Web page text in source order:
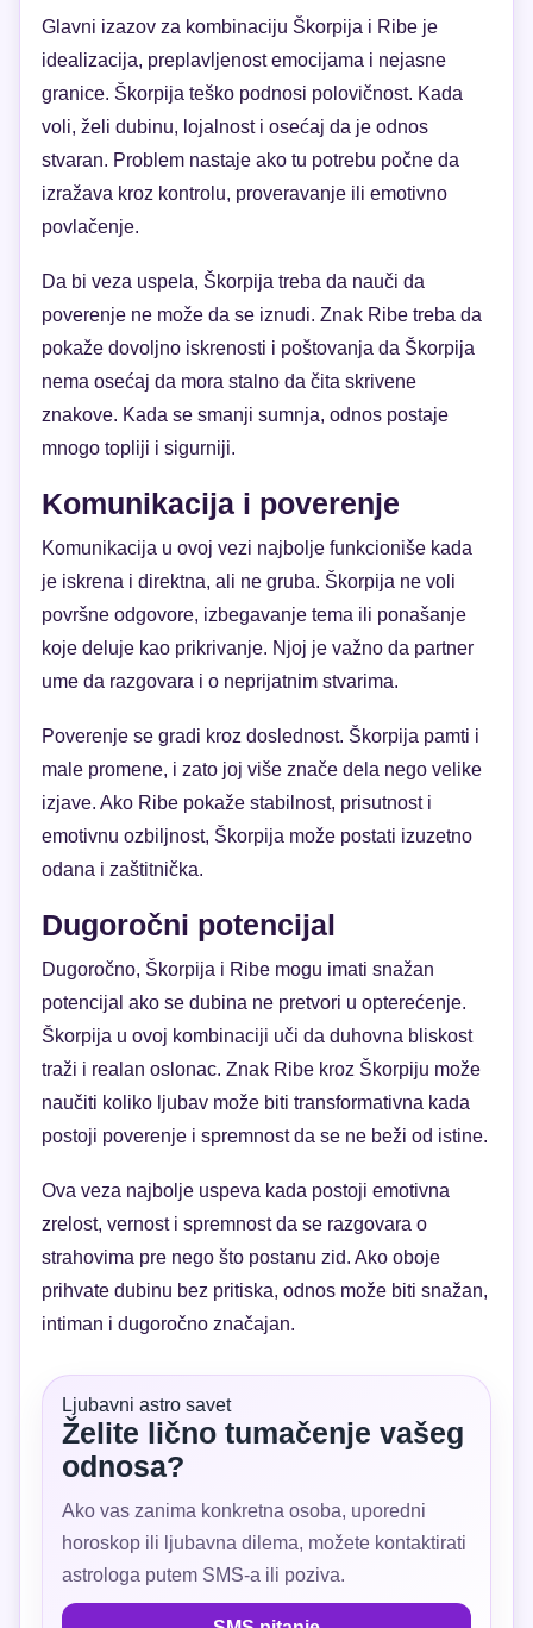
Glavni izazov za kombinaciju Škorpija i Ribe je
idealizacija, preplavljenost emocijama i nejasne
granice. Škorpija teško podnosi polovičnost. Kada
voli, želi dubinu, lojalnost i osećaj da je odnos
stvaran. Problem nastaje ako tu potrebu počne da
izražava kroz kontrolu, proveravanje ili emotivno
povlačenje.
Da bi veza uspela, Škorpija treba da nauči da
poverenje ne može da se iznudi. Znak Ribe treba da
pokaže dovoljno iskrenosti i poštovanja da Škorpija
nema osećaj da mora stalno da čita skrivene
znakove. Kada se smanji sumnja, odnos postaje
mnogo topliji i sigurniji.
Komunikacija i poverenje
Komunikacija u ovoj vezi najbolje funkcioniše kada
je iskrena i direktna, ali ne gruba. Škorpija ne voli
površne odgovore, izbegavanje tema ili ponašanje
koje deluje kao prikrivanje. Njoj je važno da partner
ume da razgovara i o neprijatnim stvarima.
Poverenje se gradi kroz doslednost. Škorpija pamti i
male promene, i zato joj više znače dela nego velike
izjave. Ako Ribe pokaže stabilnost, prisutnost i
emotivnu ozbiljnost, Škorpija može postati izuzetno
odana i zaštitnička.
Dugoročni potencijal
Dugoročno, Škorpija i Ribe mogu imati snažan
potencijal ako se dubina ne pretvori u opterećenje.
Škorpija u ovoj kombinaciji uči da duhovna bliskost
traži i realan oslonac. Znak Ribe kroz Škorpiju može
naučiti koliko ljubav može biti transformativna kada
postoji poverenje i spremnost da se ne beži od istine.
Ova veza najbolje uspeva kada postoji emotivna
zrelost, vernost i spremnost da se razgovara o
strahovima pre nego što postanu zid. Ako oboje
prihvate dubinu bez pritiska, odnos može biti snažan,
intiman i dugoročno značajan.
Ljubavni astro savet
Želite lično tumačenje vašeg
odnosa?
Ako vas zanima konkretna osoba, uporedni
horoskop ili ljubavna dilema, možete kontaktirati
astrologa putem SMS-a ili poziva.